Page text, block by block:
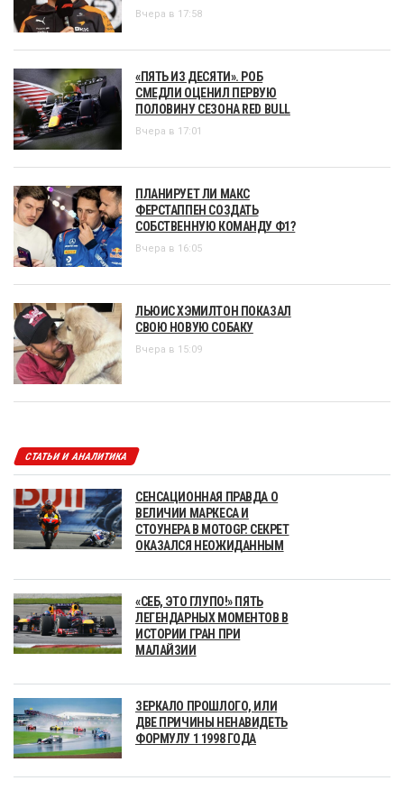
Вчера в 17:58
«ПЯТЬ ИЗ ДЕСЯТИ». РОБ
СМЕДЛИ ОЦЕНИЛ ПЕРВУЮ
ПОЛОВИНУ СЕЗОНА RED BULL
Вчера в 17:01
ПЛАНИРУЕТ ЛИ МАКС
ФЕРСТАППЕН СОЗДАТЬ
СОБСТВЕННУЮ КОМАНДУ Ф1?
Вчера в 16:05
ЛЬЮИС ХЭМИЛТОН ПОКАЗАЛ
СВОЮ НОВУЮ СОБАКУ
Вчера в 15:09
СТАТЬИ И АНАЛИТИКА
СЕНСАЦИОННАЯ ПРАВДА О
ВЕЛИЧИИ МАРКЕСА И
СТОУНЕРА В MOTOGP. СЕКРЕТ
ОКАЗАЛСЯ НЕОЖИДАННЫМ
«СЕБ, ЭТО ГЛУПО!» ПЯТЬ
ЛЕГЕНДАРНЫХ МОМЕНТОВ В
ИСТОРИИ ГРАН ПРИ
МАЛАЙЗИИ
ЗЕРКАЛО ПРОШЛОГО, ИЛИ
ДВЕ ПРИЧИНЫ НЕНАВИДЕТЬ
ФОРМУЛУ 1 1998 ГОДА